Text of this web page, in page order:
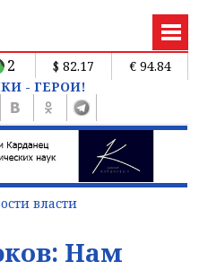
2 $ 82.17
€ 94.84
- ГЕРОИ!
власти
Нам